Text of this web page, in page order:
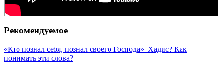
Рекомендуемое
«Кто познал себя, познал своего Господа». Хадис? Как
понимать эти слова?